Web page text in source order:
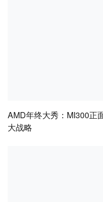
AMD年终大秀：MI300正
大战略